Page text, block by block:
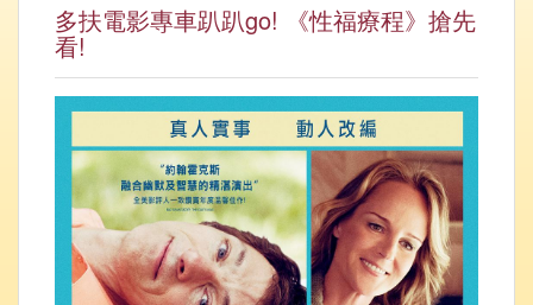
多扶電影專車趴趴go! 《性福療程》搶先
看!